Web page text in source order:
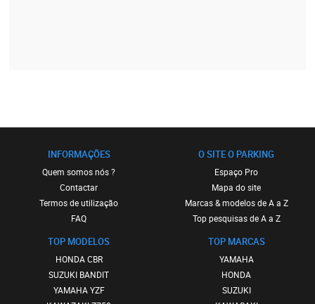
INFORMAÇÕES
Quem somos nós ?
Contactar
Termos de utilização
FAQ
TOP MODELOS
HONDA CBR
SUZUKI BANDIT
YAMAHA YZF
O SITE O PARKING
Espaço Pro
Mapa do site
Marcas & modelos de A a Z
Top pesquisas de A a Z
TOP MARCAS
YAMAHA
HONDA
SUZUKI